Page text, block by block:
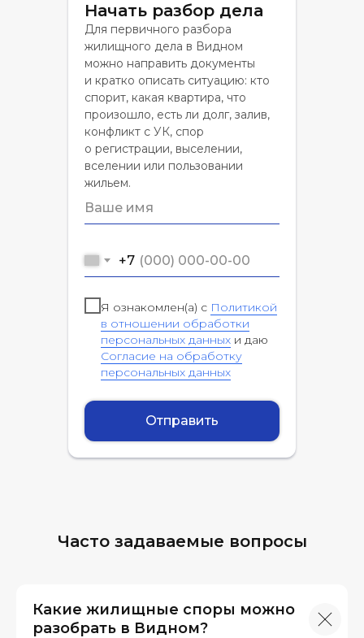
Начать разбор дела
Для первичного разбора
жилищного дела в Видном
можно направить документы
и кратко описать ситуацию: кто
спорит, какая квартира, что
произошло, есть ли долг, залив,
конфликт с УК, спор
о регистрации, выселении,
вселении или пользовании
жильем.
+7
Я ознакомлен(а) с Политикой
в отношении обработки
персональных данных и даю
Согласие на обработку
персональных данных
Отправить
Часто задаваемые вопросы
Какие жилищные споры можно
разобрать в Видном?